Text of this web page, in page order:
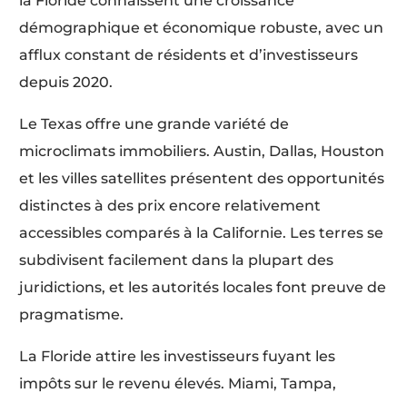
démographique et économique robuste, avec un
afflux constant de résidents et d’investisseurs
depuis 2020.
Le Texas offre une grande variété de
microclimats immobiliers. Austin, Dallas, Houston
et les villes satellites présentent des opportunités
distinctes à des prix encore relativement
accessibles comparés à la Californie. Les terres se
subdivisent facilement dans la plupart des
juridictions, et les autorités locales font preuve de
pragmatisme.
La Floride attire les investisseurs fuyant les
impôts sur le revenu élevés. Miami, Tampa,